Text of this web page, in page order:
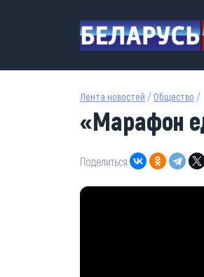
Лента новостей / Общество /
«Марафон
Поделиться: